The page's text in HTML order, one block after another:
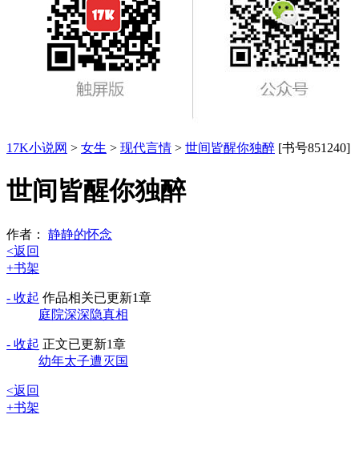
17K小说网 > 女生 > 现代言情 > 世间皆醒你独醉 [书号851240]
世间皆醒你独醉
作者： 静静的怀念
<返回
+书架
- 收起 作品相关已更新1章
庭院深深隐真相
- 收起 正文已更新1章
幼年太子遭灭国
<返回
+书架